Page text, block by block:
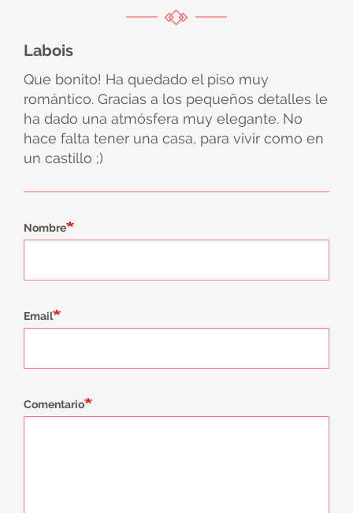
Labois
Que bonito! Ha quedado el piso muy
romántico. Gracias a los pequeños detalles le
ha dado una atmósfera muy elegante. No
hace falta tener una casa, para vivir como en
un castillo ;)
Nombre
Email
Comentario